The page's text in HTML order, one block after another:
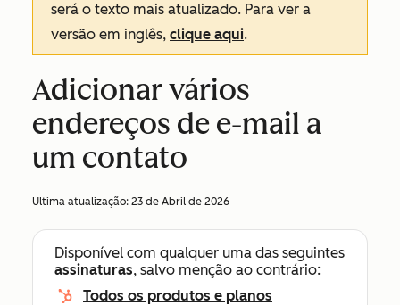
será o texto mais atualizado. Para ver a
versão em inglês, clique aqui.
Adicionar vários
endereços de e-mail a
um contato
Ultima atualização: 23 de Abril de 2026
Disponível com qualquer uma das seguintes
assinaturas, salvo menção ao contrário:
Todos os produtos e planos